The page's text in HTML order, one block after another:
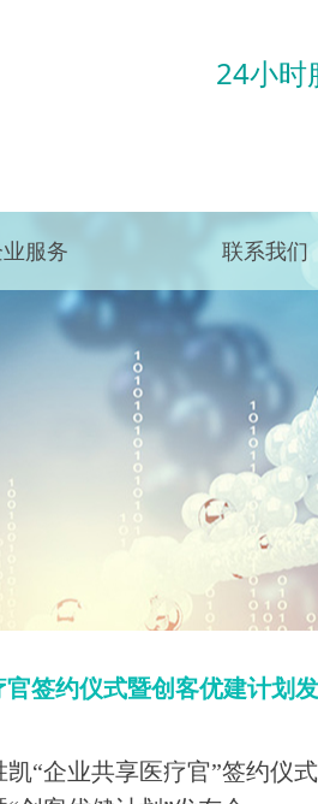
24小时
服务 联系我们
签约仪式暨创客优建计划
凯“企业共享医疗官”签约仪式